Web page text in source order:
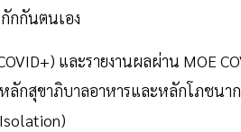
กกันตนเอง
และรายงานผลผ่าน MOE
กสุขาภิบาลอาหารและหลักโภชนา